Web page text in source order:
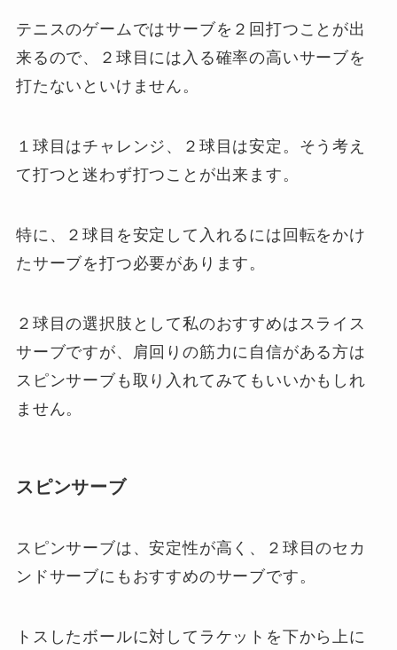
テニスのゲームではサーブを２回打つことが出
来るので、２球目には入る確率の高いサーブを
打たないといけません。
１球目はチャレンジ、２球目は安定。そう考え
て打つと迷わず打つことが出来ます。
特に、２球目を安定して入れるには回転をかけ
たサーブを打つ必要があります。
２球目の選択肢として私のおすすめはスライス
サーブですが、肩回りの筋力に自信がある方は
スピンサーブも取り入れてみてもいいかもしれ
ません。
スピンサーブ
スピンサーブは、安定性が高く、２球目のセカ
ンドサーブにもおすすめのサーブです。
トスしたボールに対してラケットを下から上に